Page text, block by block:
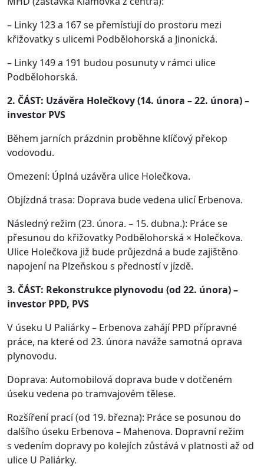
– Linky 123 a 167 se přemísťují do prostoru mezi
křižovatky s ulicemi Podbělohorská a Jinonická.
– Linky 149 a 191 budou posunuty v rámci ulice
Podbělohorská.
2. ČÁST: Uzávěra Holečkovy (14. února – 22. února) –
investor PVS
Během jarních prázdnin proběhne klíčový překop
vodovodu.
Omezení: Úplná uzávěra ulice Holečkova.
Objízdná trasa: Doprava bude vedena ulicí Erbenova.
Následný režim (23. února. – 15. dubna.): Práce se
přesunou do křižovatky Podbělohorská × Holečkova.
Ulice Holečkova již bude průjezdná a bude zajištěno
napojení na Plzeňskou s předností v jízdě.
3. ČÁST: Rekonstrukce plynovodu (od 22. února) –
investor PPD, PVS
V úseku U Paliárky – Erbenova zahájí PPD přípravné
práce, na které od 23. února naváže samotná oprava
plynovodu.
Doprava: Automobilová doprava bude v dotčeném
úseku vedena po tramvajovém tělese.
Rozšíření prací (od 19. března): Práce se posunou do
dalšího úseku Erbenova – Mahenova. Dopravní režim
s vedením dopravy po kolejích zůstává v platnosti až od
ulice U Paliárky.